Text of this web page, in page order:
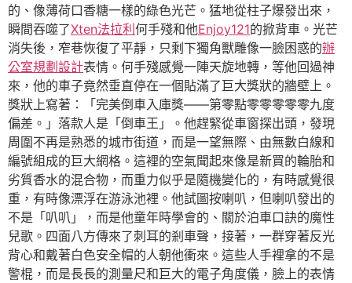
的、像薄荷口香糖一樣的綠色光芒。猛地從柱子爆發出來，
瞬間吞噬了Xten法拉利何手殘和他Enjoy121的掀背車。光芒
消失後，窄巷恢復了平靜，只剩下獨角獸雕像一臉困惑的辦
公室規劃設計表情。何手殘感覺一陣天旋地轉，等他回過神
來，他的車子竟然垂直停在一個貼滿了巨大獎狀的牆壁上。
獎狀上寫著：「完美倒車入庫獎——第零點零零零零零九度
偏差。」落款人是「倒車王」。他趕緊從車窗探出頭，發現
周圍不再是熟悉的城市街道，而是一望無際、由無數白線和
編號組成的巨大網格。這裡的空氣聞起來像是新買的輪胎和
劣質香水的混合物，而重力似乎是隨機變化的，有時感覺很
重，有時像漂浮在游泳池裡。他試圖按喇叭，但喇叭發出的
不是「叭叭」，而是他童年時學會的、關於泊車口訣的魔性
兒歌。四面八方傳來了刺耳的剎車聲，接著，一群穿著反光
背心和戴著白色安全帽的人朝他衝來。這些人手裡拿的不是
警棍，而是長長的測量尺和巨大的電子角度儀，臉上的表情